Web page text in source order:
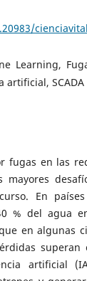
Learning,
artificial, SCADA
fugas en las
mayores
En
% del agua
en algunas
superan
artificial